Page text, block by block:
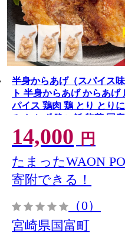
半身からあげ（スパイス
ト 半身からあげ からあげ
パイス 鶏肉 鶏 とり とり
み おかず 晩ご飯 惣菜 国産
ーシー 冷凍 冷凍食品
14,000 円
たまったWAON
寄附できる！
（0）
宮崎県国富町